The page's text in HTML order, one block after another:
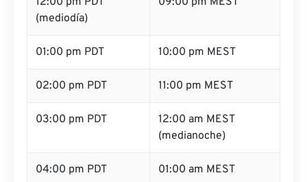
(mediodía)
01:00 pm PDT 10:00 pm MEST
02:00 pm PDT 11:00 pm MEST
03:00 pm PDT
12:00 am MEST
(medianoche)
04:00 pm PDT 01:00 am MEST